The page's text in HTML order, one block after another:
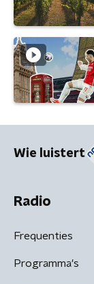
Wie luistert
Radio
Frequenties
Programma's